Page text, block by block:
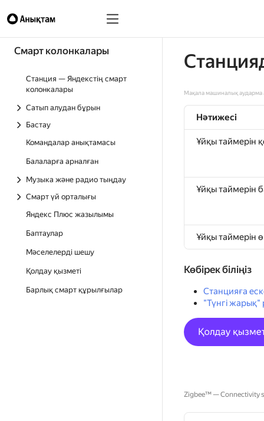
Смарт колонкалары
Станция — Яндекстің смарт
колонкалары
Сатып алудан бұрын
Бастау
Командалар анықтамасы
Балаларға арналған
Музыка және радио тыңдау
Смарт үй орталығы
Яндекс Плюс жазылымы
Баптаулар
Мәселелерді шешу
Қолдау қызметі
Барлық смарт құрылғылар
Мақала машиналық аударма
Нәтижесі
Ұйқы таймерін
Ұйқы таймерін
Ұйқы таймерін
Көбірек біліңіз
Станцияға
"Түнгі
Zigbee™ — Connectivity